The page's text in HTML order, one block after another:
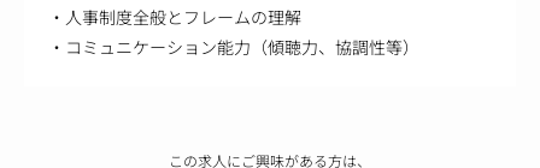
・人事制度全般とフレームの理解
・コミュニケーション能力（傾聴力、協調性等）
この求人にご興味がある方は、